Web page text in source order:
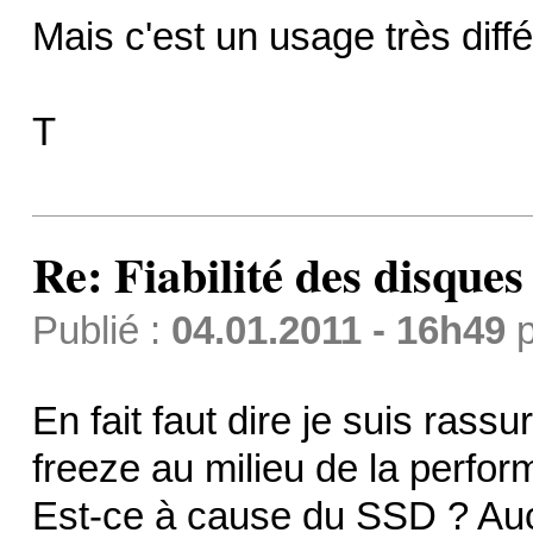
Mais c'est un usage très
T
Re: Fiabilité des
Publié : 04.01.2011 - 16h49
En fait faut dire je suis
freeze au milieu de la
Est-ce à cause du SSD ?